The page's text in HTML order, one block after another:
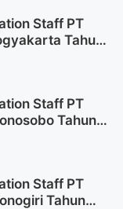
Staff PT
Tahun
Staff PT
Tahun
Staff PT
Tahun